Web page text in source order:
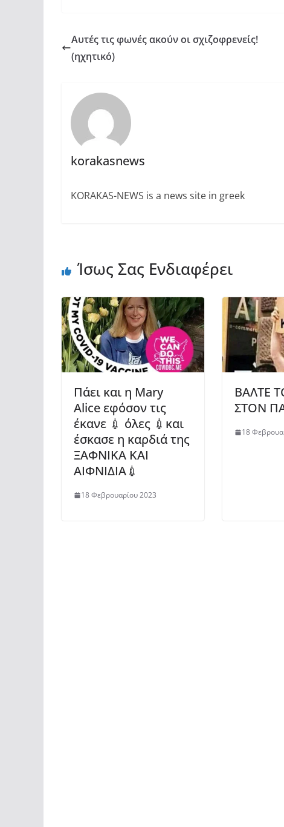
Αυτές τις φωνές ακούν οι σχιζοφρενείς!
(ηχητικό)
korakasnews
KORAKAS-NEWS is a news site in greek
Ίσως Σας Ενδιαφέρει
Πάει και η Mary
Alice εφόσον τις
έκανε 💉 όλες 💉και
έσκασε η καρδιά της
ΞΑΦΝΙΚΑ ΚΑΙ
ΑΙΦΝΙΔΙΑ💉
18 Φεβρουαρίου 2023
ΒΑΛΤΕ
ΣΤΟΝ
18